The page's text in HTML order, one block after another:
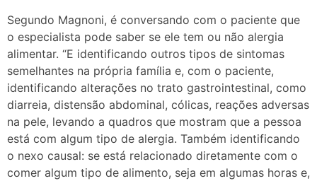
Segundo Magnoni, é conversando com o paciente que
o especialista pode saber se ele tem ou não alergia
alimentar. “E identificando outros tipos de sintomas
semelhantes na própria família e, com o paciente,
identificando alterações no trato gastrointestinal, como
diarreia, distensão abdominal, cólicas, reações adversas
na pele, levando a quadros que mostram que a pessoa
está com algum tipo de alergia. Também identificando
o nexo causal: se está relacionado diretamente com o
comer algum tipo de alimento, seja em algumas horas e,